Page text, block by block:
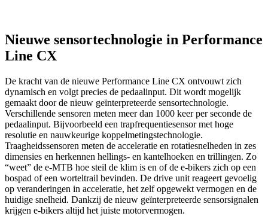
Nieuwe sensortechnologie in Performance
Line CX
De kracht van de nieuwe Performance Line CX ontvouwt zich
dynamisch en volgt precies de pedaalinput. Dit wordt mogelijk
gemaakt door de nieuw geïnterpreteerde sensortechnologie.
Verschillende sensoren meten meer dan 1000 keer per seconde de
pedaalinput. Bijvoorbeeld een trapfrequentiesensor met hoge
resolutie en nauwkeurige koppelmetingstechnologie.
Traagheidssensoren meten de acceleratie en rotatiesnelheden in zes
dimensies en herkennen hellings- en kantelhoeken en trillingen. Zo
“weet” de e-MTB hoe steil de klim is en of de e-bikers zich op een
bospad of een worteltrail bevinden. De drive unit reageert gevoelig
op veranderingen in acceleratie, het zelf opgewekt vermogen en de
huidige snelheid. Dankzij de nieuw geïnterpreteerde sensorsignalen
krijgen e-bikers altijd het juiste motorvermogen.